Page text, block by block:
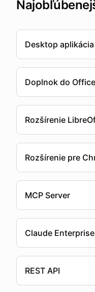
Desktop aplikácia
Doplnok do Office
Rozšírenie
Rozšírenie pre
MCP Server
Claude
REST API